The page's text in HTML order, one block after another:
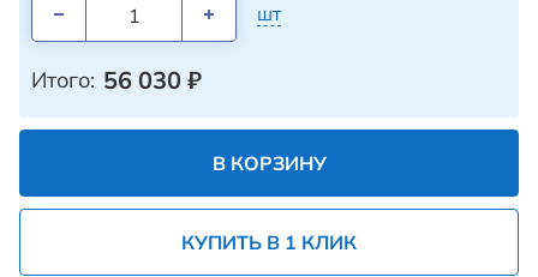
шт
Итого: 56 030 ₽
В КОРЗИНУ
КУПИТЬ В 1 КЛИК